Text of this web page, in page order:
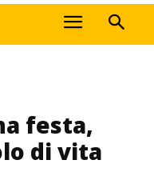
festa,
di vita